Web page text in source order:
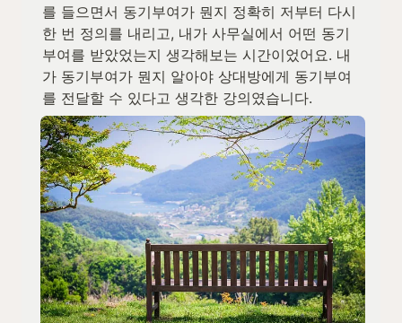
를 들으면서 동기부여가 뭔지 정확히 저부터 다시
한 번 정의를 내리고, 내가 사무실에서 어떤 동기
부여를 받았었는지 생각해보는 시간이었어요. 내
가 동기부여가 뭔지 알아야 상대방에게 동기부여
를 전달할 수 있다고 생각한 강의였습니다.